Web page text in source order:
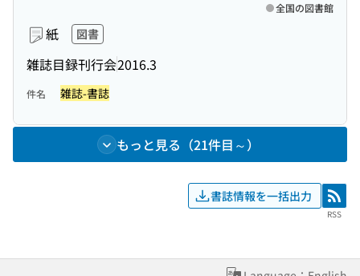
紙 図書
雑誌目録刊行会2016.3
全国の図書館
件名 雑誌-書誌
もっと見る（21件目～）
書誌情報を一括出力 RSS
RSS